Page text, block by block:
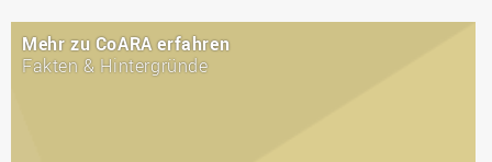
Mehr zu CoARA erfahren
Fakten & Hintergründe